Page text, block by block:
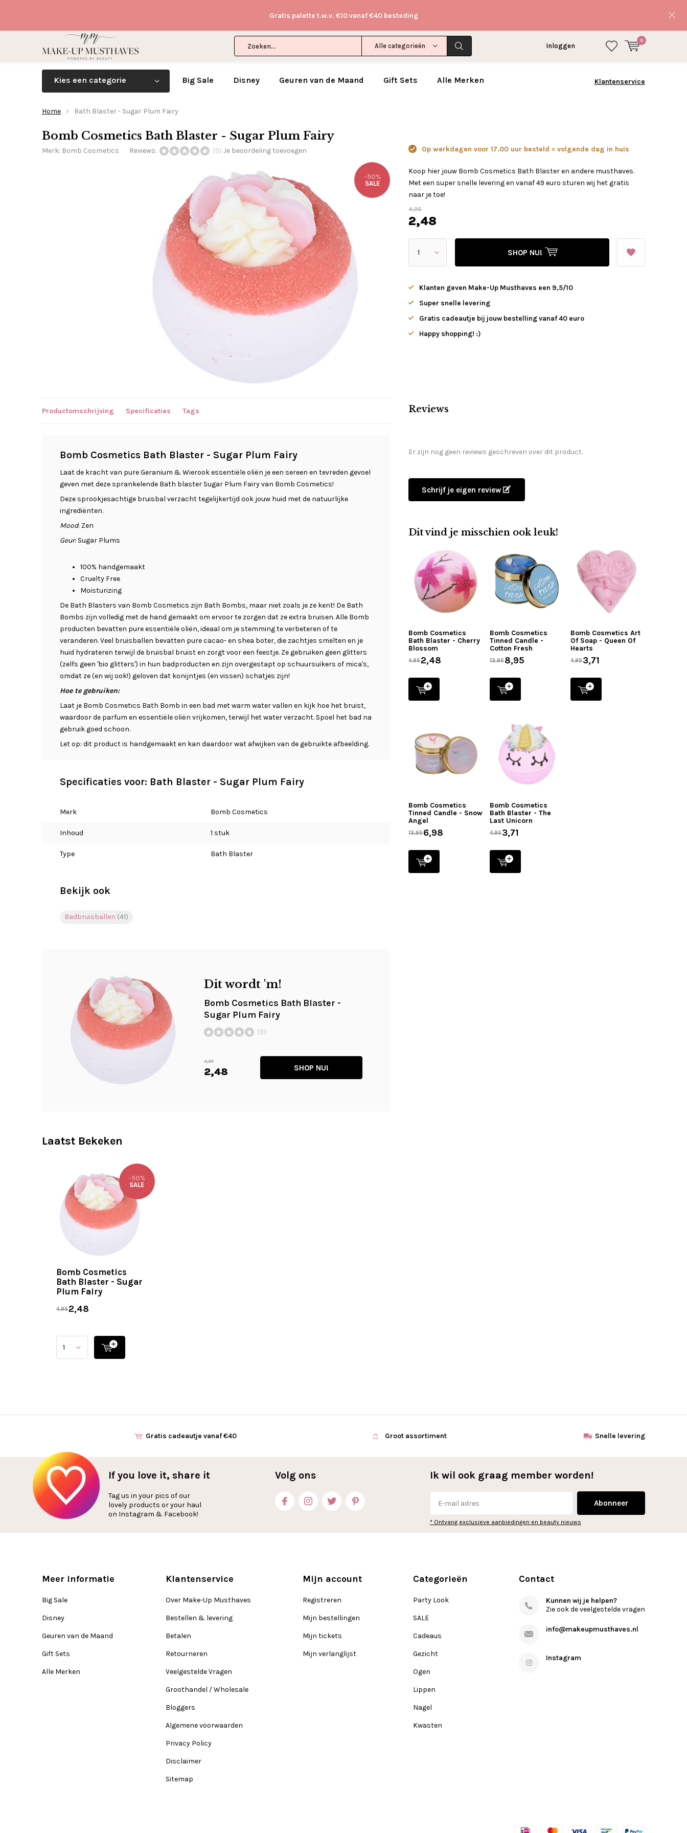
Alle categorieën Inloggen
0
Gratis palette t.w.v. €10 vanaf €40 besteding
Kies een categorie Big Sale Disney Geuren van de Maand Gift Sets Alle Merken Klantenservice
Home Bath Blaster - Sugar Plum Fairy
Bomb Cosmetics Bath Blaster - Sugar Plum Fairy
Merk: Bomb Cosmetics Reviews: (0) Je beoordeling toevoegen
-50%
SALE
Op werkdagen voor 17.00 uur besteld = volgende dag in huis
Koop hier jouw Bomb Cosmetics Bath Blaster en andere musthaves.
Met een super snelle levering en vanaf 49 euro sturen wij het gratis
naar je toe!
4,95
2,48
SHOP NU!
Klanten geven Make-Up Musthaves een 9,5/10
Super snelle levering
Gratis cadeautje bij jouw bestelling vanaf 40 euro
Happy shopping! :)
Productomschrijving Specificaties Tags
Bomb Cosmetics Bath Blaster - Sugar Plum Fairy
Laat de kracht van pure Geranium & Wierook essentiële oliën je een sereen en tevreden gevoel
geven met deze sprankelende Bath blaster Sugar Plum Fairy van Bomb Cosmetics!
Deze sprookjesachtige bruisbal verzacht tegelijkertijd ook jouw huid met de natuurlijke
ingrediënten.
Mood: Zen
Geur: Sugar Plums
100% handgemaakt
Cruelty Free
Moisturizing
De Bath Blasters van Bomb Cosmetics zijn Bath Bombs, maar niet zoals je ze kent! De Bath
Bombs zijn volledig met de hand gemaakt om ervoor te zorgen dat ze extra bruisen. Alle Bomb
producten bevatten pure essentiële oliën, ideaal om je stemming te verbeteren of te
veranderen. Veel bruisballen bevatten pure cacao- en shea boter, die zachtjes smelten en je
huid hydrateren terwijl de bruisbal bruist en zorgt voor een feestje. Ze gebruiken geen glitters
(zelfs geen 'bio glitters') in hun badproducten en zijn overgestapt op schuursuikers of mica's,
omdat ze (en wij ook!) geloven dat konijntjes (en vissen) schatjes zijn!
Hoe te gebruiken:
Laat je Bomb Cosmetics Bath Bomb in een bad met warm water vallen en kijk hoe het bruist,
waardoor de parfum en essentiële oliën vrijkomen, terwijl het water verzacht. Spoel het bad na
gebruik goed schoon.
Let op: dit product is handgemaakt en kan daardoor wat afwijken van de gebruikte afbeelding.
Specificaties voor: Bath Blaster - Sugar Plum Fairy
Merk Bomb Cosmetics
Inhoud 1 stuk
Type Bath Blaster
Bekijk ook
Badbruisballen (41)
Dit wordt 'm!
Bomb Cosmetics Bath Blaster -
Sugar Plum Fairy
(0)
4,95
2,48 SHOP NU!
Reviews
Er zijn nog geen reviews geschreven over dit product.
Schrijf je eigen review
Dit vind je misschien ook leuk!
Bomb Cosmetics
Bath Blaster - Cherry
Blossom
4,952,48
Bomb Cosmetics
Tinned Candle -
Cotton Fresh
13,958,95
Bomb Cosmetics Art
Of Soap - Queen Of
Hearts
4,953,71
Bomb Cosmetics
Tinned Candle - Snow
Angel
13,956,98
Bomb Cosmetics
Bath Blaster - The
Last Unicorn
4,953,71
Laatst Bekeken
Bomb Cosmetics
Bath Blaster - Sugar
Plum Fairy
-50%
SALE
4,952,48
Gratis cadeautje vanaf €40 Groot assortiment Snelle levering
If you love it, share it
Tag us in your pics of our
lovely products or your haul
on Instagram & Facebook!
Volg ons Ik wil ook graag member worden!
Abonneer
* Ontvang exclusieve aanbiedingen en beauty nieuws
Meer informatie
Big Sale
Disney
Geuren van de Maand
Gift Sets
Alle Merken
Klantenservice
Over Make-Up Musthaves
Bestellen & levering
Betalen
Retourneren
Veelgestelde Vragen
Groothandel / Wholesale
Bloggers
Algemene voorwaarden
Privacy Policy
Disclaimer
Sitemap
Mijn account
Registreren
Mijn bestellingen
Mijn tickets
Mijn verlanglijst
Categorieën
Party Look
SALE
Cadeaus
Gezicht
Ogen
Lippen
Nagel
Kwasten
Contact
Kunnen wij je helpen?
Zie ook de veelgestelde vragen
info@makeupmusthaves.nl
Instagram